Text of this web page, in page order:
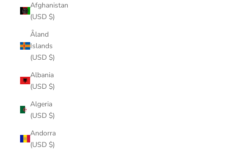
Afghanistan
(USD $)
Åland
Islands
(USD $)
Albania
(USD $)
Algeria
(USD $)
Andorra
(USD $)